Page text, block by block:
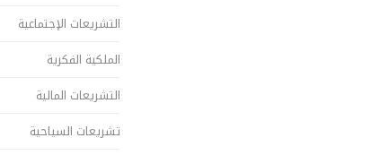
التشريعات الإجتماعية
الملكية الفكرية
التشريعات المالية
تشريعات السياحية